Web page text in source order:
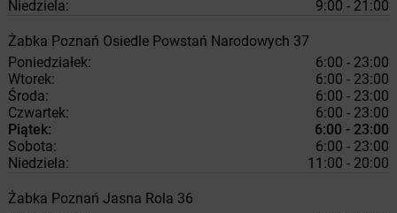
Niedziela: 9:00 - 21:00
Żabka Poznań Osiedle Powstań Narodowych 37
Poniedziałek:
6:00 - 23:00
Wtorek:
6:00 - 23:00
Środa:
6:00 - 23:00
Czwartek:
6:00 - 23:00
Piątek:
6:00 - 23:00
Sobota:
6:00 - 23:00
Niedziela:
11:00 - 20:00
Żabka Poznań Jasna Rola 36